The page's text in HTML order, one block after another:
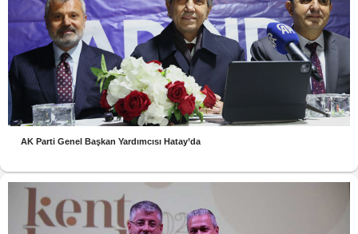
AK Parti Genel Başkan Yardımcısı Hatay’da